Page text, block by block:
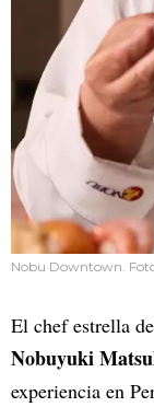
Nobu Downtown.
El chef estrella
Nobuyuki
experiencia en